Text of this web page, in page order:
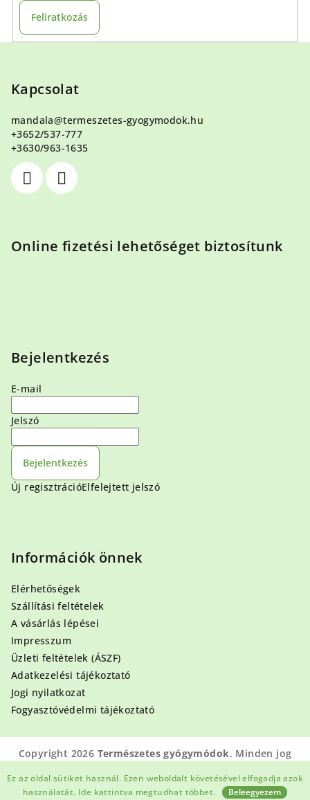
Ez az oldal sütiket használ. Ezen weboldalt követésével elfogadja azok
használatát. Ide kattintva megtudhat többet. Beleegyezem
Feliratkozás
Kapcsolat
mandala@termeszetes-gyogymodok.hu
+3652/537-777
+3630/963-1635
Online fizetési lehetőséget biztosítunk
Bejelentkezés
E-mail
Jelszó
Bejelentkezés
Új regisztrációElfelejtett jelszó
Információk önnek
Elérhetőségek
Szállítási feltételek
A vásárlás lépései
Impresszum
Üzleti feltételek (ÁSZF)
Adatkezelési tájékoztató
Jogi nyilatkozat
Fogyasztóvédelmi tájékoztató
Copyright 2026 Természetes gyógymódok. Minden jog
fenntartva.
Shoptet készítette